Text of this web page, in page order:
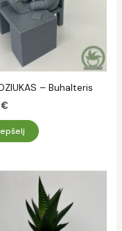
– Buhalteris
€